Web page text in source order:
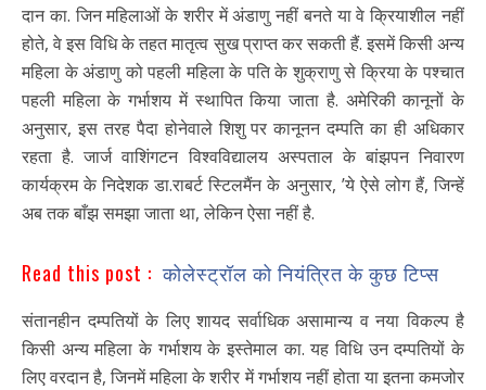
दान का. जिन महिलाओं के शरीर में अंडाणु नहीं बनते या वे क्रियाशील नहीं
होते, वे इस विधि के तहत मातृत्व सुख प्राप्त कर सकती हैं. इसमें किसी अन्य
महिला के अंडाणु को पहली महिला के पति के शुक्राणु से क्रिया के पश्चात
पहली महिला के गर्भाशय में स्थापित किया जाता है. अमेरिकी कानूनों के
अनुसार, इस तरह पैदा होनेवाले शिशु पर कानूनन दम्पति का ही अधिकार
रहता है. जार्ज वाशिंगटन विश्वविद्यालय अस्पताल के बांझपन निवारण
कार्यक्रम के निदेशक डा.राबर्ट स्टिलमैंन के अनुसार, ’ये ऐसे लोग हैं, जिन्हें
अब तक बाँझ समझा जाता था, लेकिन ऐसा नहीं है.
Read this post :कोलेस्ट्रॉल को नियंत्रित के कुछ टिप्स
संतानहीन दम्पतियों के लिए शायद सर्वाधिक असामान्य व नया विकल्प है
किसी अन्य महिला के गर्भाशय के इस्तेमाल का. यह विधि उन दम्पतियों के
लिए वरदान है, जिनमें महिला के शरीर में गर्भाशय नहीं होता या इतना कमजोर